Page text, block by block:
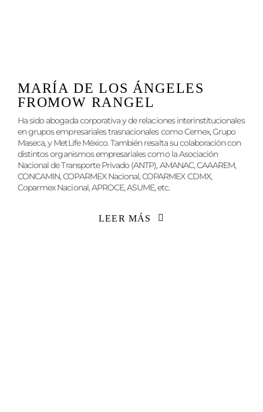
MARÍA DE LOS ÁNGELES
FROMOW RANGEL
Ha sido abogada corporativa y de relaciones interinstitucionales
en grupos empresariales trasnacionales como Cemex, Grupo
Maseca, y MetLife México. También resalta su colaboración con
distintos organismos empresariales como la Asociación
Nacional de Transporte Privado (ANTP), AMANAC, CAAAREM,
CONCAMIN, COPARMEX Nacional, COPARMEX CDMX,
Coparmex Nacional, APROCE, ASUME, etc.
LEER MÁS